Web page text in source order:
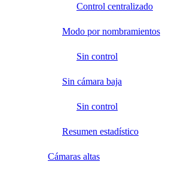
Control centralizado
Modo por nombramientos
Sin control
Sin cámara baja
Sin control
Resumen estadístico
Cámaras altas